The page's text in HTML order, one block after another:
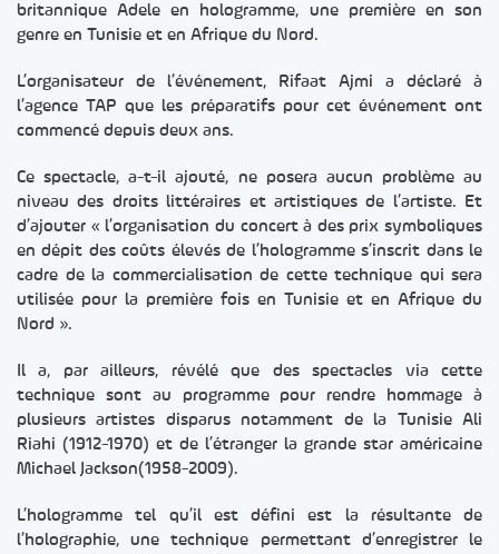
britannique Adele en hologramme, une première en son
genre en Tunisie et en Afrique du Nord.
L’organisateur de l’événement, Rifaat Ajmi a déclaré à
l’agence TAP que les préparatifs pour cet événement ont
commencé depuis deux ans.
Ce spectacle, a-t-il ajouté, ne posera aucun problème au
niveau des droits littéraires et artistiques de l’artiste. Et
d’ajouter « l’organisation du concert à des prix symboliques
en dépit des coûts élevés de l’hologramme s’inscrit dans le
cadre de la commercialisation de cette technique qui sera
utilisée pour la première fois en Tunisie et en Afrique du
Nord ».
Il a, par ailleurs, révélé que des spectacles via cette
technique sont au programme pour rendre hommage à
plusieurs artistes disparus notamment de la Tunisie Ali
Riahi (1912-1970) et de l’étranger la grande star américaine
Michael Jackson(1958-2009).
L’hologramme tel qu’il est défini est la résultante de
l’holographie, une technique permettant d’enregistrer le